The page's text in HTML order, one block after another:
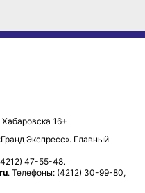
16+
Экспресс». Главный
47-55-48.
. Телефоны: (4212) 30-99-80,